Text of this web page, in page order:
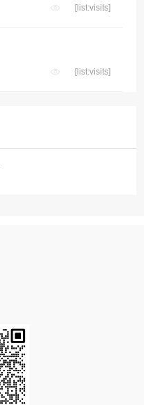
[list:visits]
[list:visits]